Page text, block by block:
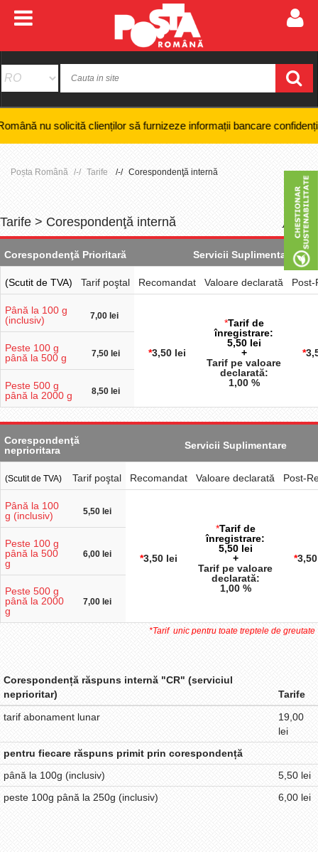
clienților să furnizeze informații bancare confidențiale,
Poșta Română Tarife Corespondenţă internă
Tarife > Corespondenţă internă +
Corespondenţă Prioritară Servicii Suplimentare
(Scutit de TVA) Tarif poştal Recomandat Valoare declarată Post-
Până la 100 g
(inclusiv)
7,00 lei
*3,50 lei
*Tarif de
înregistrare:
5,50 lei
+
Tarif pe valoare
declarată:
1,00 %
*
Peste 100 g
până la 500 g
7,50 lei
Peste 500 g
până la 2000 g
8,50 lei
Corespondenţă
neprioritara
Servicii Suplimentare
(Scutit de TVA) Tarif poştal Recomandat Valoare declarată Post-
Până la 100
g (inclusiv)
5,50 lei
*3,50 lei
*Tarif de
înregistrare:
5,50 lei
+
Tarif pe valoare
declarată:
1,00 %
*3,50
Peste 100 g
până la 500
g
6,00 lei
Peste 500 g
până la 2000
g
7,00 lei
*Tarif unic pentru toate treptele de greutate
Corespondență răspuns internă "CR" (serviciul
neprioritar)
Tarife
tarif abonament lunar
19,00
lei
pentru fiecare răspuns primit prin corespondență
până la 100g (inclusiv)
5,50 lei
peste 100g până la 250g (inclusiv)
6,00 lei